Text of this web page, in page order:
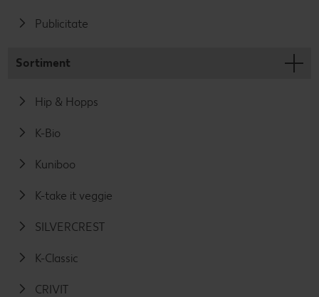
Publicitate
Sortiment
Hip & Hopps
K-Bio
Kuniboo
K-take it veggie
SILVERCREST
K-Classic
CRIVIT